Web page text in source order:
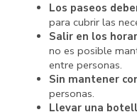
Los paseos
para cubrir las
Salir en los
no es posible
entre personas.
Sin mantener
personas.
Llevar una